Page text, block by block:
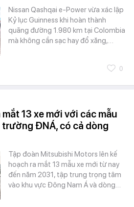
Nissan Qashqai e-Power vừa xác lập
Kỷ lục Guinness khi hoàn thành
quãng đường 1.980 km tại Colombia
mà không cần sạc hay đổ xăng,…
0
13 xe mới với các mẫu
ĐNÁ, có cả dòng
Tập đoàn Mitsubishi Motors lên kế
hoạch ra mắt 13 mẫu xe mới từ nay
đến năm 2031, tập trung trọng tâm
vào khu vực Đông Nam Á và dòng…